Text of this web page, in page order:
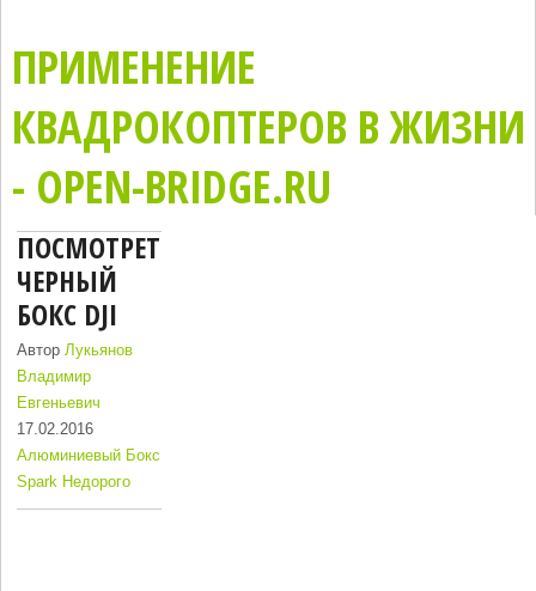
ПРИМЕНЕНИЕ
КВАДРОКОПТЕРОВ В ЖИЗНИ
- OPEN-BRIDGE.RU
ПОСМОТРЕТЬ
ЧЕРНЫЙ
БОКС DJI
АвторЛукьянов
Владимир
Евгеньевич
17.02.2016
Алюминиевый Бокс
Spark Недорого